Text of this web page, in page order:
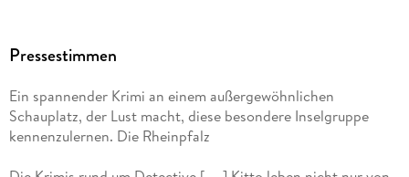
River Cam.
Birgit Schmitz hat Theater- und Literaturwissenschaften
studiert und arbeitete einige Jahre als Dramaturgin. Heute
lebt sie als Literaturübersetzerin, Texterin und Lektorin in
Pressestimmen
Ein spannender Krimi an einem außergewöhnlichen
Schauplatz, der Lust macht, diese besondere Inselgruppe
kennenzulernen. Die Rheinpfalz